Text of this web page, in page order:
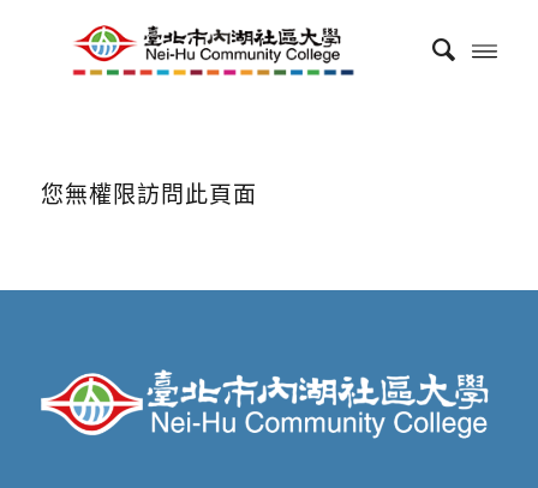
您無權限訪問此頁面